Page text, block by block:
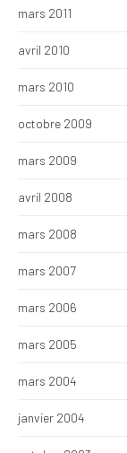
mars 2011
avril 2010
mars 2010
octobre 2009
mars 2009
avril 2008
mars 2008
mars 2007
mars 2006
mars 2005
mars 2004
janvier 2004